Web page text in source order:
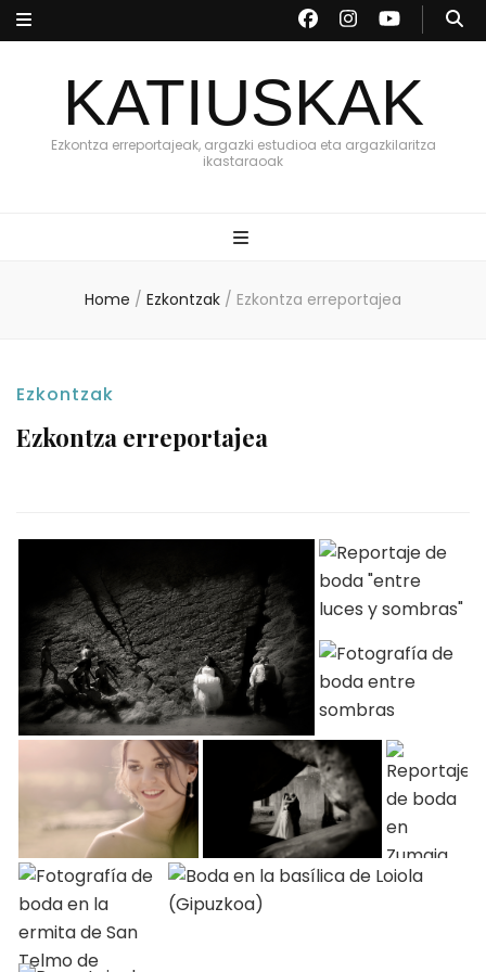
KATIUSKAK
Ezkontza erreportajeak, argazki estudioa eta argazkilaritza
ikastaraoak
Home / Ezkontzak / Ezkontza erreportajea
Ezkontzak
Ezkontza erreportajea